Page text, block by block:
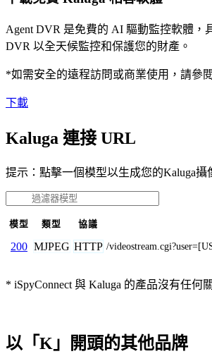
Agent DVR 是免費的 AI 驅動監控軟體
DVR 以全天候監控和保護您的財產。
*如需安全的遠程訪問或商業使用，請參閱
下載
Kaluga 連接 URL
提示：點擊一個模型以生成您的Kaluga攝
模型 類型 協議
200 MJPEG HTTP /
* iSpyConnect 與 Kaluga 的產品沒有任
以「K」開頭的其他品牌